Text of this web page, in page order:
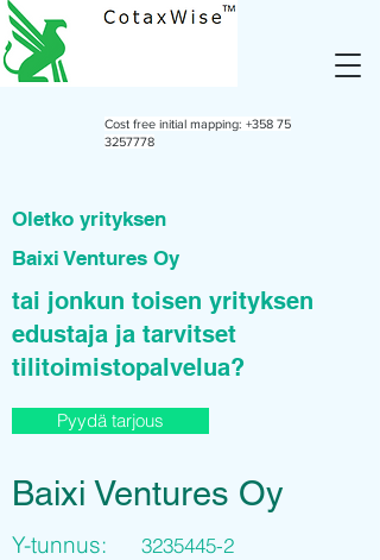
Cost free initial mapping: +358 75
3257778
Oletko yrityksen
Baixi Ventures Oy
tai jonkun toisen yrityksen
edustaja ja tarvitset
tilitoimistopalvelua?
Pyydä tarjous
Baixi Ventures Oy
Y-tunnus:
3235445-2